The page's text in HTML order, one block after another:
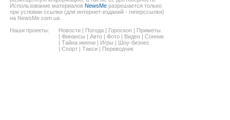
Использование материалов NewsMe разрешается только
при условии ссылки (для интернет-изданий - гиперссылки)
на NewsMe.com.ua.
Наши проекты:
Новости | Погода | Гороскоп | Приметы
| Финансы | Авто | Фото | Видео | Сонник
| Тайна имени | Игры | Шоу-бизнес
| Спорт | Такси | Переводчик